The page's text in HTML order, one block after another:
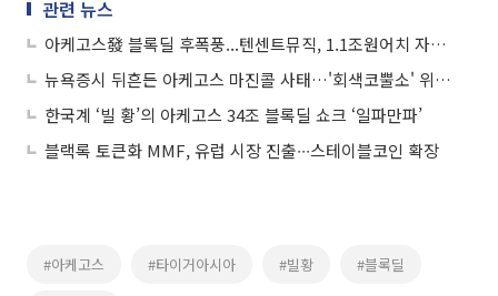
관련 뉴스
아케고스發 블록딜 후폭풍...텐센트뮤직, 1.1조원어치 자사주 매입키로
뉴욕증시 뒤흔든 아케고스 마진콜 사태…'회색코뿔소' 위험 우려도
한국계 ‘빌 황’의 아케고스 34조 블록딜 쇼크 ‘일파만파’
블랙록 토큰화 MMF, 유럽 시장 진출∙∙∙스테이블코인 확장
#아케고스 #타이거아시아 #빌황 #블록딜